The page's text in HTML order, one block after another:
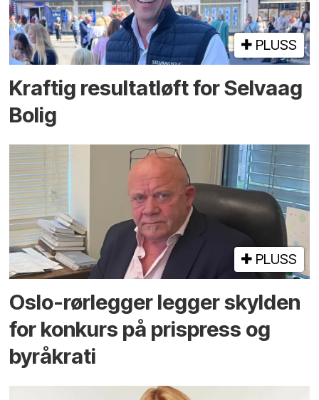
PLUSS
Kraftig resultatløft for Selvaag
Bolig
PLUSS
Oslo-rørlegger legger skylden
for konkurs på prispress og
byråkrati